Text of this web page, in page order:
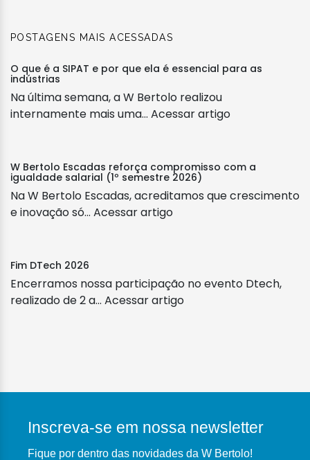
POSTAGENS MAIS ACESSADAS
O que é a SIPAT e por que ela é essencial para as
indústrias
Na última semana, a W Bertolo realizou
internamente mais uma... Acessar artigo
W Bertolo Escadas reforça compromisso com a
igualdade salarial (1º semestre 2026)
Na W Bertolo Escadas, acreditamos que crescimento
e inovação só... Acessar artigo
Fim DTech 2026
Encerramos nossa participação no evento Dtech,
realizado de 2 a... Acessar artigo
Inscreva-se em nossa newsletter
Fique por dentro das novidades da W Bertolo!